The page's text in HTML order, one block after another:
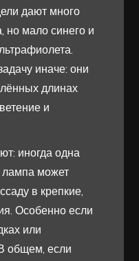
дают много
но мало синего и
иначе: они
длинах
и
иногда одна
лампа может
в крепкие,
Особенно если
или
общем, если